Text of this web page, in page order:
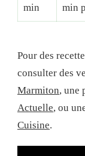
min
min
Pour des
consulter des
Marmiton, une
Actuelle, ou
Cuisine.